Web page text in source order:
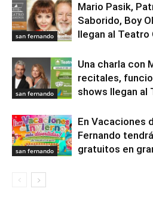
san fernando
Mario Pasik,
Saborido, Boy
llegan al Teatro
san fernando
Una charla con
recitales,
shows llegan al
san fernando
En Vacaciones
Fernando
gratuitos en